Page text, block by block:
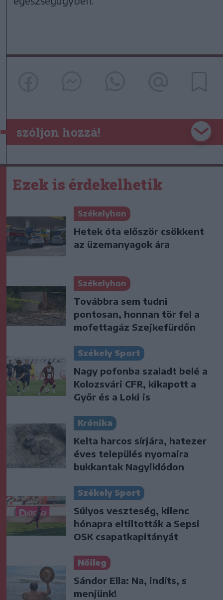
szóljon hozzá!
Ezek is érdekelhetik
Székelyhon
Hetek óta először csökkent
az üzemanyagok ára
Székelyhon
Továbbra sem tudni
pontosan, honnan tör fel a
mofettagáz Szejkefürdőn
Székely Sport
Nagy pofonba szaladt belé a
Kolozsvári CFR, kikapott a
Győr és a Loki is
Krónika
Kelta harcos sírjára, hatezer
éves település nyomaira
bukkantak Nagyiklódon
Székely Sport
Súlyos veszteség, kilenc
hónapra eltiltották a Sepsi
OSK csapatkapitányát
Nőileg
Sándor Ella: Na, indíts, s
menjünk!